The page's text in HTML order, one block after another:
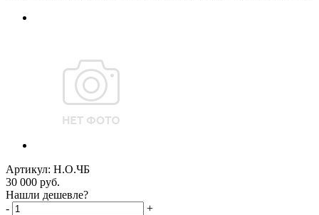
Артикул: Н.О.ЧБ
30 000 руб.
Нашли дешевле?
-
+